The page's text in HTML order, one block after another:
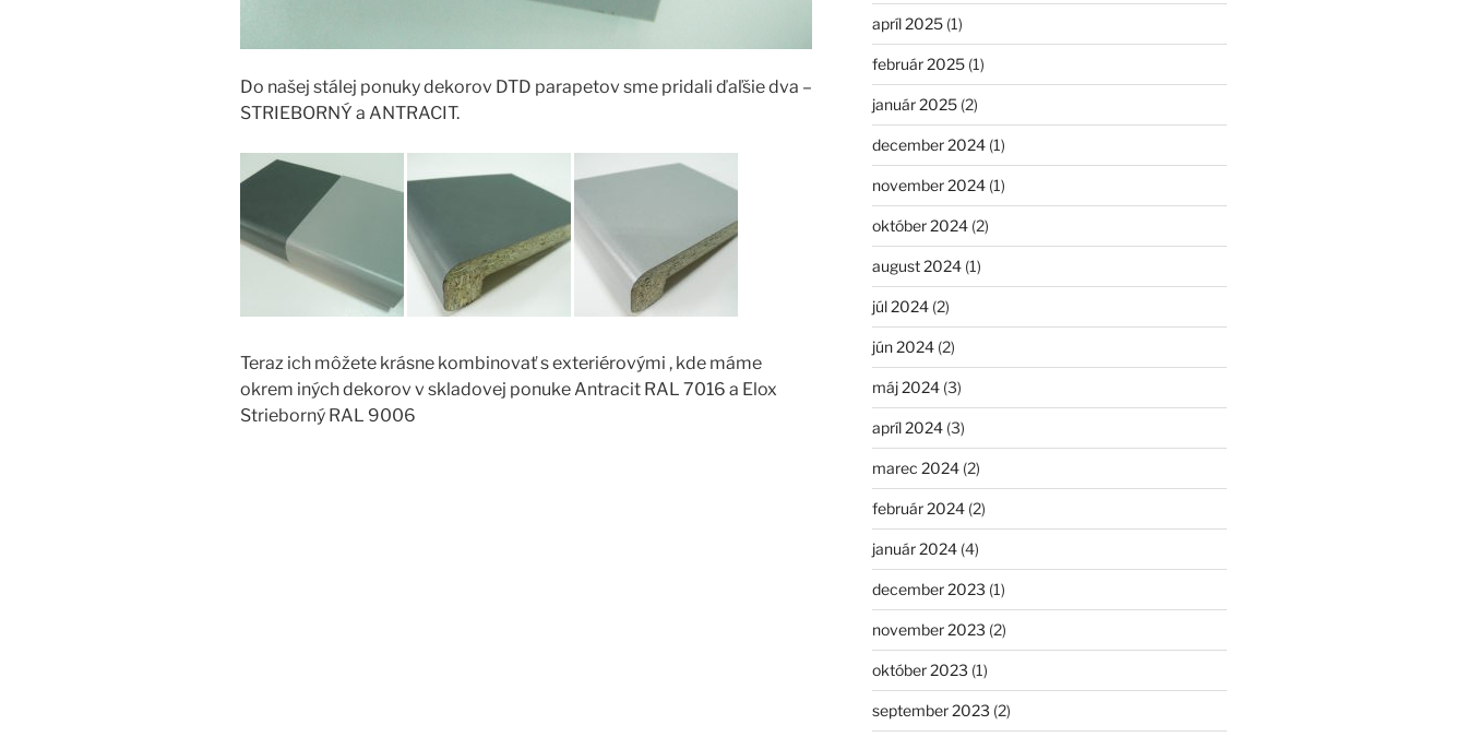
Do našej stálej ponuky dekorov DTD parapetov sme pridali ďaľšie dva –
STRIEBORNÝ a ANTRACIT.
Teraz ich môžete krásne kombinovať s exteriérovými , kde máme
okrem iných dekorov v skladovej ponuke Antracit RAL 7016 a Elox
Strieborný RAL 9006
apríl 2025(1)
február 2025(1)
január 2025(2)
december 2024(1)
november 2024(1)
október 2024(2)
august 2024(1)
júl 2024(2)
jún 2024(2)
máj 2024(3)
apríl 2024(3)
marec 2024(2)
február 2024(2)
január 2024(4)
december 2023 (1)
november 2023 (2)
október 2023 (1)
september 2023 (2)